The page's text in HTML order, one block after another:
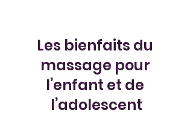
Les bienfaits du
massage pour
l’enfant et de
l’adolescent